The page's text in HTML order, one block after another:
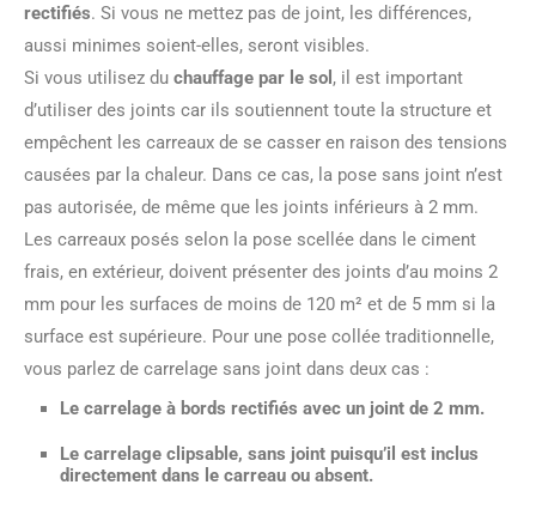
rectifiés. Si vous ne mettez pas de joint, les différences,
aussi minimes soient-elles, seront visibles.
Si vous utilisez du chauffage par le sol , il est important
d’utiliser des joints car ils soutiennent toute la structure et
empêchent les carreaux de se casser en raison des tensions
causées par la chaleur. Dans ce cas, la pose sans joint n’est
pas autorisée, de même que les joints inférieurs à 2 mm.
Les carreaux posés selon la pose scellée dans le ciment
frais, en extérieur, doivent présenter des joints d’au moins 2
mm pour les surfaces de moins de 120 m² et de 5 mm si la
surface est supérieure. Pour une pose collée traditionnelle,
vous parlez de carrelage sans joint dans deux cas :
Le carrelage à bords rectifiés avec un joint de 2 mm.
Le carrelage clipsable, sans joint puisqu’il est inclus
directement dans le carreau ou absent.